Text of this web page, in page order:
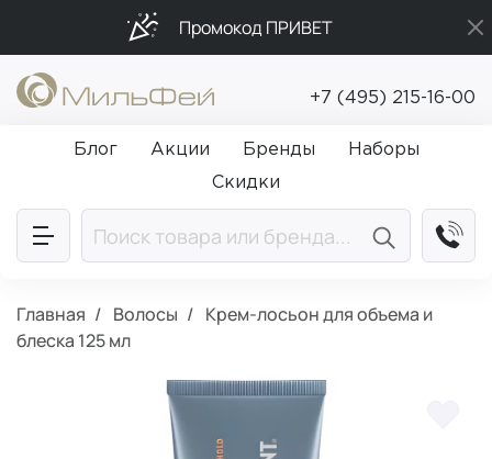
Промокод ПРИВЕТ
Подарки в каждый заказ от 5 000₽
Бесплатная доставка от 5 000₽
+7 (495) 215-16-00
Блог Акции Бренды
Наборы
Скидки
Главная Волосы
Крем-лосьон для объема и
блеска 125 мл